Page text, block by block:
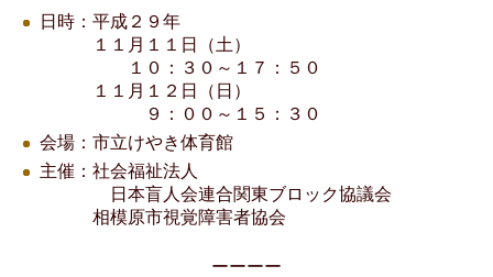
日時：平成２９年
１１月１１日（土）
１０：３０～１７：５０
１１月１２日（日）
９：００～１５：３０
会場：市立けやき体育館
主催：社会福祉法人
日本盲人会連合関東ブロック協議会
相模原市視覚障害者協会
ーーーー